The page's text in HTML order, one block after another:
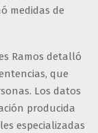
medidas de
Ramos detalló
que
Los datos
producida
especializadas